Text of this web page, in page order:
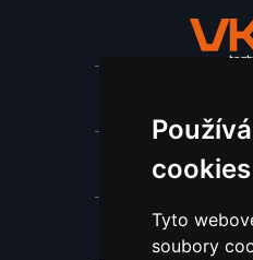
cookies
Tyto
soubory
Nástroje pro
Spotřební